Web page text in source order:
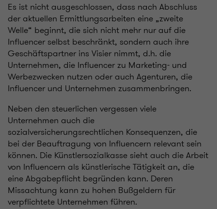
Es ist nicht ausgeschlossen, dass nach Abschluss
der aktuellen Ermittlungsarbeiten eine „zweite
Welle“ beginnt, die sich nicht mehr nur auf die
Influencer selbst beschränkt, sondern auch ihre
Geschäftspartner ins Visier nimmt, d.h. die
Unternehmen, die Influencer zu Marketing- und
Werbezwecken nutzen oder auch Agenturen, die
Influencer und Unternehmen zusammenbringen.
Neben den steuerlichen vergessen viele
Unternehmen auch die
sozialversicherungsrechtlichen Konsequenzen, die
bei der Beauftragung von Influencern relevant sein
können. Die Künstlersozialkasse sieht auch die Arbeit
von Influencern als künstlerische Tätigkeit an, die
eine Abgabepflicht begründen kann. Deren
Missachtung kann zu hohen Bußgeldern für
verpflichtete Unternehmen führen.